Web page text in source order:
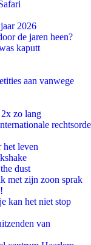
2026
de jaren heen?
kaputt
aan vanwege
zo lang
rechtsorde
leven
dust
met zijn zoon sprak
kan het niet stop
van